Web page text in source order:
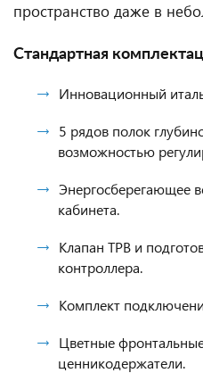
пространство даже в
Стандартная
Инновационный
5 рядов полок
возможностью
Энергосберегающее
кабинета.
Клапан ТРВ и
контроллера.
Комплект
Цветные
ценникодержатели.